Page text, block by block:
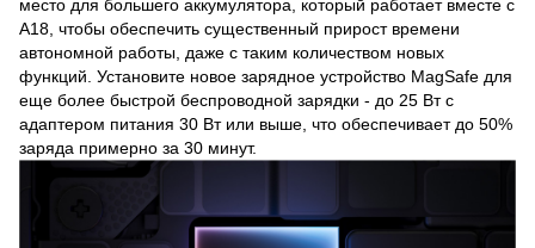
место для большего аккумулятора, который работает вместе с
A18, чтобы обеспечить существенный прирост времени
автономной работы, даже с таким количеством новых
функций. Установите новое зарядное устройство MagSafe для
еще более быстрой беспроводной зарядки - до 25 Вт с
адаптером питания 30 Вт или выше, что обеспечивает до 50%
заряда примерно за 30 минут.